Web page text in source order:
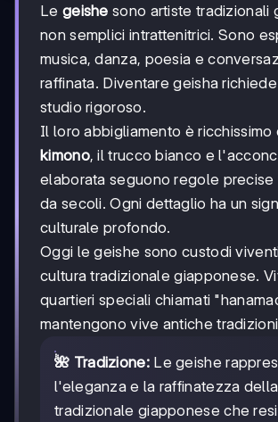
Le geishe sono artiste tradizionali
non semplici intrattenitrici. Sono
musica, danza, poesia e
raffinata. Diventare geisha
studio rigoroso.
Il loro abbigliamento è ricchissimo
kimono, il trucco bianco e
elaborata seguono regole precise
da secoli. Ogni dettaglio ha un
culturale profondo.
Oggi le geishe sono custodi
cultura tradizionale giapponese.
quartieri speciali chiamati
mantengono vive antiche
🌺 Tradizione:Le geishe
l'eleganza e la raffinatezza
tradizionale giapponese che